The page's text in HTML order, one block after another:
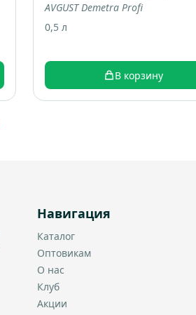
AVGUST Demetra Profi
0,5 л
В корзину
Навигация
Каталог
Оптовикам
О нас
Клуб
Акции